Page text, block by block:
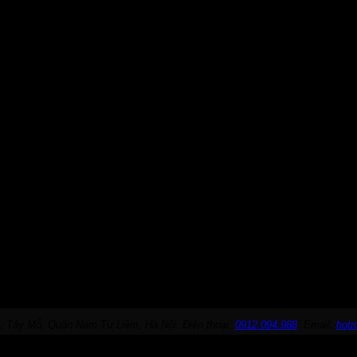
Mỗ, Quận Nam Từ Liêm, Hà Nội. Điện thoại: 0912.094.988. Email: